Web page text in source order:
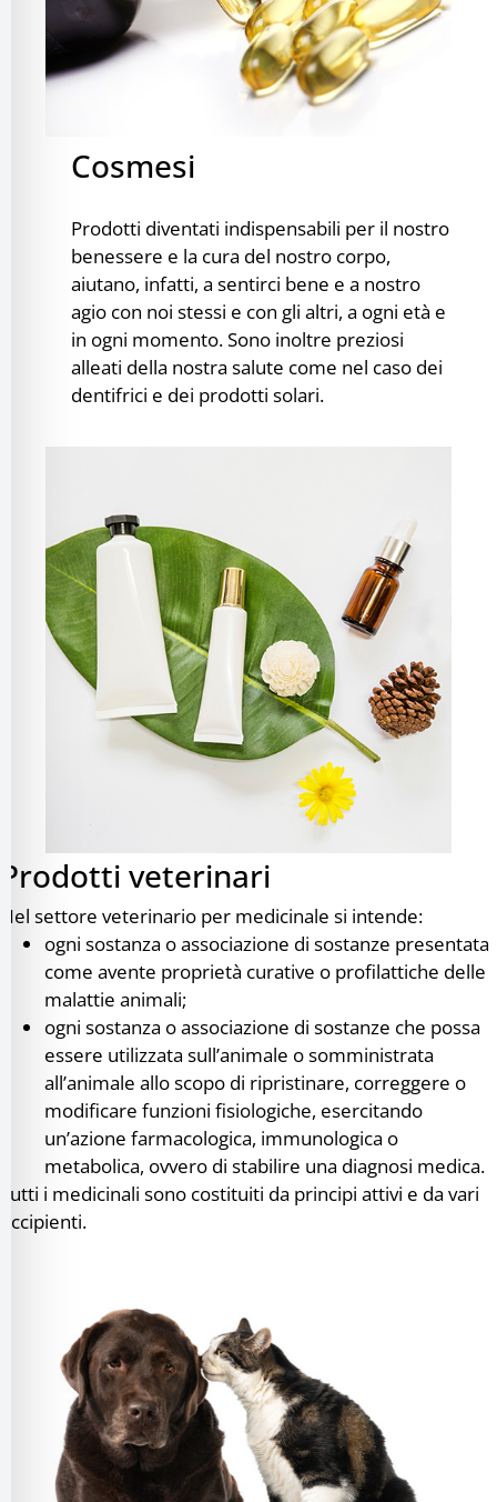
Cosmesi
Prodotti diventati indispensabili per il nostro
benessere e la cura del nostro corpo,
aiutano, infatti, a sentirci bene e a nostro
agio con noi stessi e con gli altri, a ogni età e
in ogni momento. Sono inoltre preziosi
alleati della nostra salute come nel caso dei
dentifrici e dei prodotti solari.
Prodotti veterinari
Nel settore veterinario per medicinale si intende:
ogni sostanza o associazione di sostanze presentata
come avente proprietà curative o profilattiche delle
malattie animali;
ogni sostanza o associazione di sostanze che possa
essere utilizzata sull’animale o somministrata
all’animale allo scopo di ripristinare, correggere o
modificare funzioni fisiologiche, esercitando
un’azione farmacologica, immunologica o
metabolica, ovvero di stabilire una diagnosi medica.
Tutti i medicinali sono costituiti da principi attivi e da vari
eccipienti.